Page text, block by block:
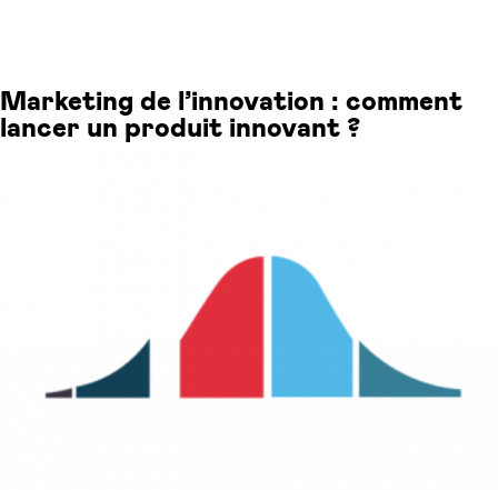
Marketing de l’innovation : comment
lancer un produit innovant ?